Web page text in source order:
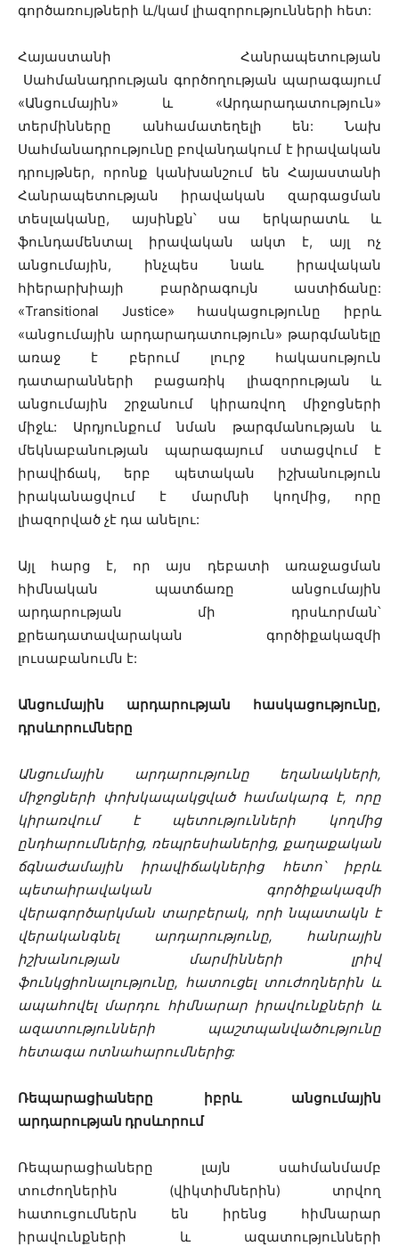
գործառույթների և/կամ լիազորությունների հետ:
Հայաստանի Հանրապետության
Սահմանադրության գործողության պարագայում
«Անցումային» և «Արդարադատություն»
տերմինները անհամատեղելի են: Նախ
Սահմանադրությունը բովանդակում է իրավական
դրույթներ, որոնք կանխանշում են Հայաստանի
Հանրապետության իրավական զարգացման
տեսլականը, այսինքն՝ սա երկարատև և
ֆունդամենտալ իրավական ակտ է, այլ ոչ
անցումային, ինչպես նաև իրավական
հիերարխիայի բարձրագույն աստիճանը:
«Transitional Justice» հասկացությունը իբրև
«անցումային արդարադատություն» թարգմանելը
առաջ է բերում լուրջ հակասություն
դատարանների բացառիկ լիազորության և
անցումային շրջանում կիրառվող միջոցների
միջև: Արդյունքում նման թարգմանության և
մեկնաբանության պարագայում ստացվում է
իրավիճակ, երբ պետական իշխանություն
իրականացվում է մարմնի կողմից, որը
լիազորված չէ դա անելու:
Այլ հարց է, որ այս դեբատի առաջացման
հիմնական պատճառը անցումային
արդարության մի դրսևորման՝
քրեադատավարական գործիքակազմի
լուսաբանումն է:
Անցումային արդարության հասկացությունը,
դրսևորումները
Անցումային արդարությունը եղանակների,
միջոցների փոխկապակցված համակարգ է, որը
կիրառվում է պետությունների կողմից
ընդհարումներից, ռեպրեսիաներից, քաղաքական
ճգնաժամային իրավիճակներից հետո՝ իբրև
պետաիրավական գործիքակազմի
վերագործարկման տարբերակ, որի նպատակն է
վերականգնել արդարությունը, հանրային
իշխանության մարմինների լրիվ
ֆունկցիոնալությունը, հատուցել տուժողներին և
ապահովել մարդու հիմնարար իրավունքների և
ազատությունների պաշտպանվածությունը
հետագա ոտնահարումներից:
Ռեպարացիաները իբրև անցումային
արդարության դրսևորում
Ռեպարացիաները լայն սահմանմամբ
տուժողներին (վիկտիմներին) տրվող
հատուցումներն են իրենց հիմնարար
իրավունքների և ազատությունների